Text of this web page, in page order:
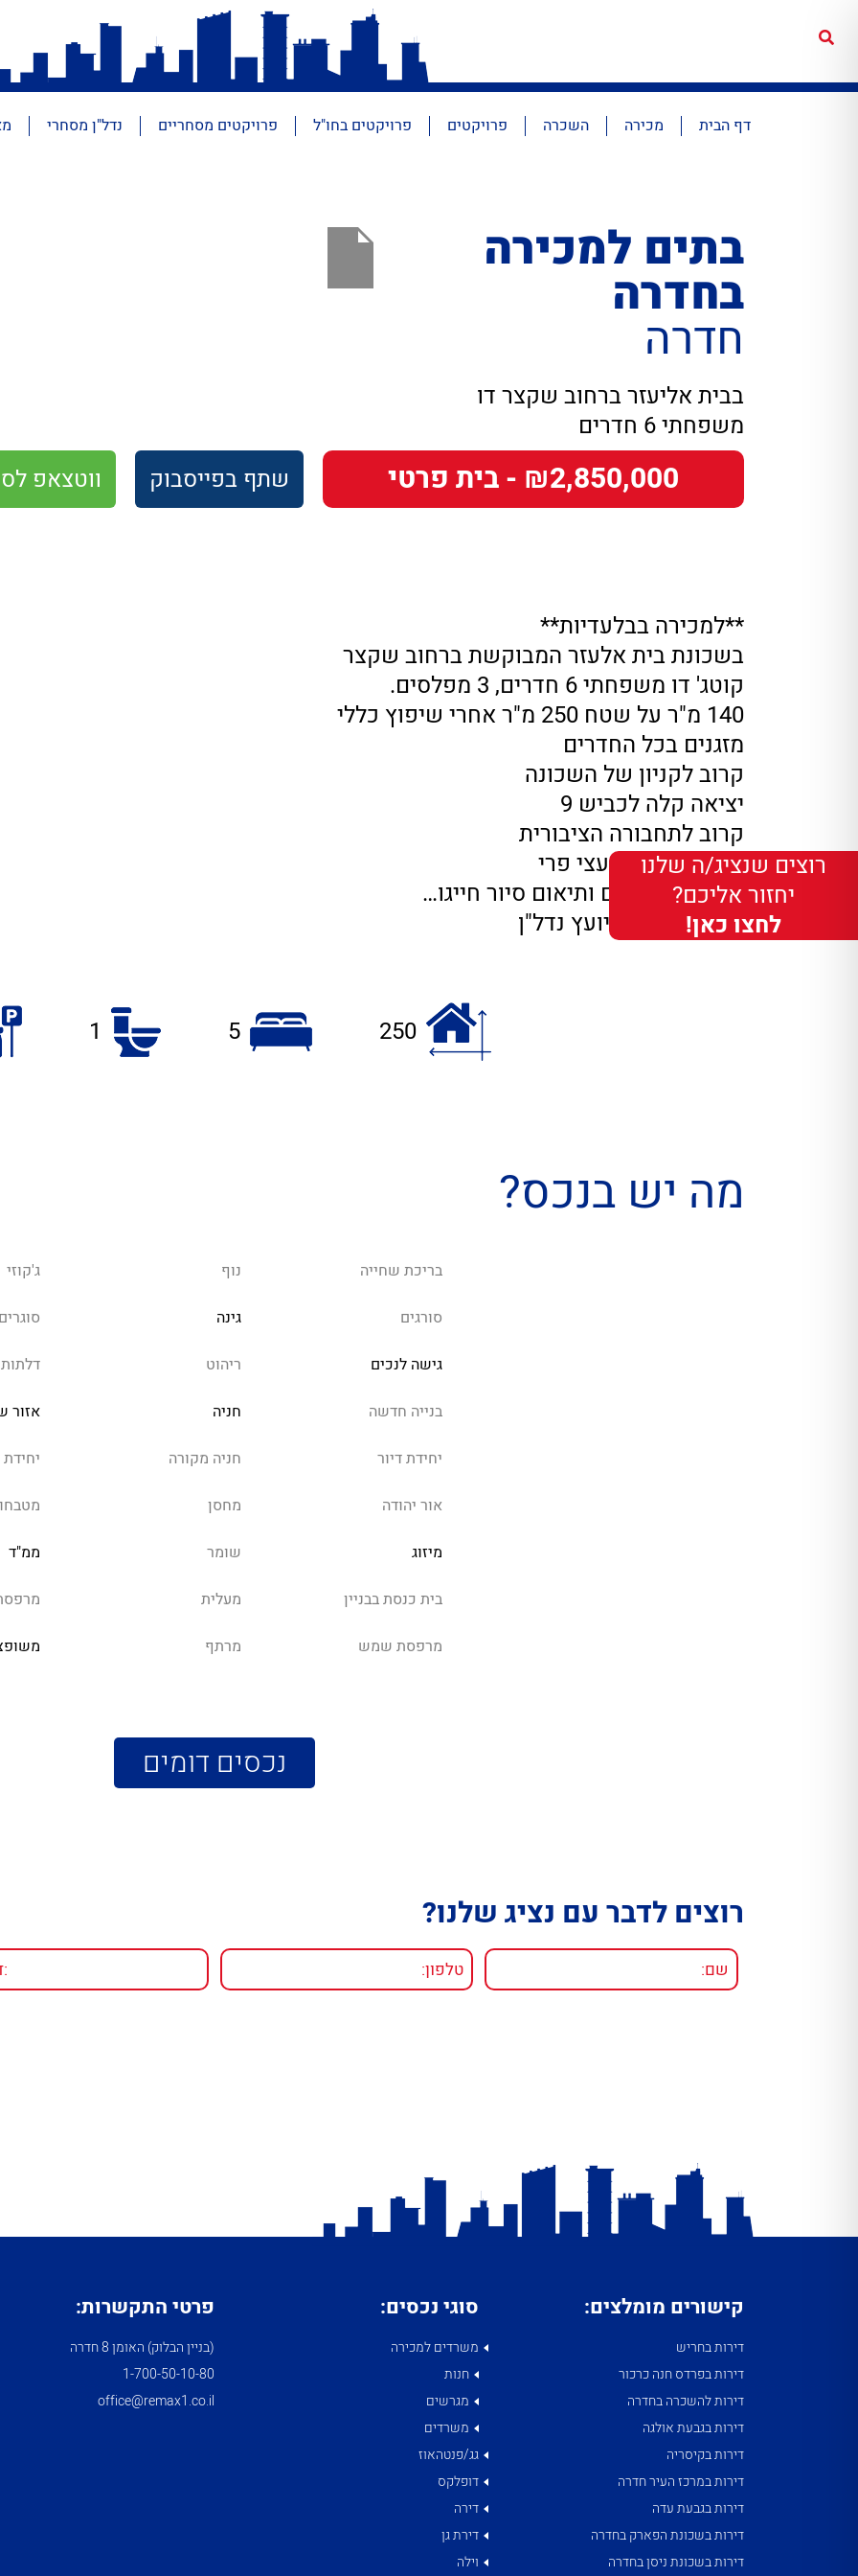
דף הבית מכירה השכרה פרויקטים פרויקטים בחו"ל פרויקטים מסחריים נדל"ן מסחרי
בתים למכירה
בחדרה
חדרה
בבית אליעזר ברחוב שקצר דו
משפחתי 6 חדרים
₪2,850,000 - בית פרטי שתף בפייסבוק ווטצאפ
**למכירה בבלעדיות**
בשכונת בית אלעזר המבוקשת ברחוב שקצר
קוטג' דו משפחתי 6 חדרים, 3 מפלסים.
140 מ"ר על שטח 250 מ"ר אחרי שיפוץ כללי
מזגנים בכל החדרים
קרוב לקניון של השכונה
יציאה קלה לכביש 9
קרוב לתחבורה הציבורית
גינה גדולה עם עצי פרי
לפרטים נוספים ותיאום סיור חייגו…
סטס רפלוביץ' יועץ נדל"ן
250
5
1
מה יש בנכס?
בריכת שחייה נוף ג'קוזי
סורגים גינה
גישה לנכים ריהוט
בנייה חדשה חניה אזור
יחידת דיור חניה מקורה
אור יהודה מחסן
מיזוג שומר ממ"ד
בית כנסת בבניין מעלית
מרפסת שמש מרתף
נכסים דומים
רוצים לדבר עם נציג שלנו?
רוצים שנציג/ה שלנו
יחזור אליכם?
לחצו כאן!
קישורים מומלצים:
דירות בחריש
דירות בפרדס חנה כרכור
דירות להשכרה בחדרה
דירות בגבעת אולגה
דירות בקיסריה
דירות במרכז העיר חדרה
דירות בגבעת עדה
דירות בשכונת הפארק בחדרה
דירות בשכונת ניסן בחדרה
סוגי נכסים:
משרדים למכירה
חנות
מגרשים
משרדים
גג/פנטהאוז
דופלקס
דירה
דירת גן
וילה
פרטי התקשרות:
(בניין הבלוק) האומן 8 חדרה
1­-700­-50-­10-­80
office@remax1.co.il